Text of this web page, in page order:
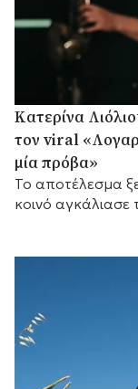
Κατερίνα
τον viral
μία πρόβα»
Το αποτέλεσμα
κοινό